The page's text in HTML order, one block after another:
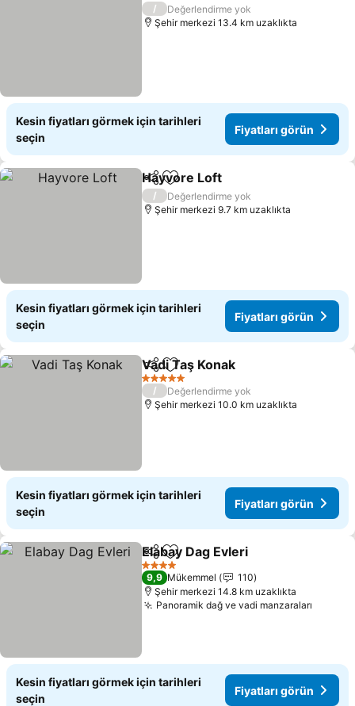
/
Değerlendirme yok
Şehir merkezi 13.4 km uzaklıkta
Kesin fiyatları görmek için tarihleri
seçin
Fiyatları görün
PaylaşFavorilerime ekle
Hayvore Loft
/
Değerlendirme yok
Şehir merkezi 9.7 km uzaklıkta
Kesin fiyatları görmek için tarihleri
seçin
Fiyatları görün
PaylaşFavorilerime ekle
Vadi Taş Konak
5 Yıldız
/
Değerlendirme yok
Şehir merkezi 10.0 km uzaklıkta
Kesin fiyatları görmek için tarihleri
seçin
Fiyatları görün
PaylaşFavorilerime ekle
Elabay Dag Evleri
4 Yıldız
9,9 Mükemmel
110
Şehir merkezi 14.8 km uzaklıkta
Panoramik dağ ve vadi manzaraları
Kesin fiyatları görmek için tarihleri
seçin
Fiyatları görün